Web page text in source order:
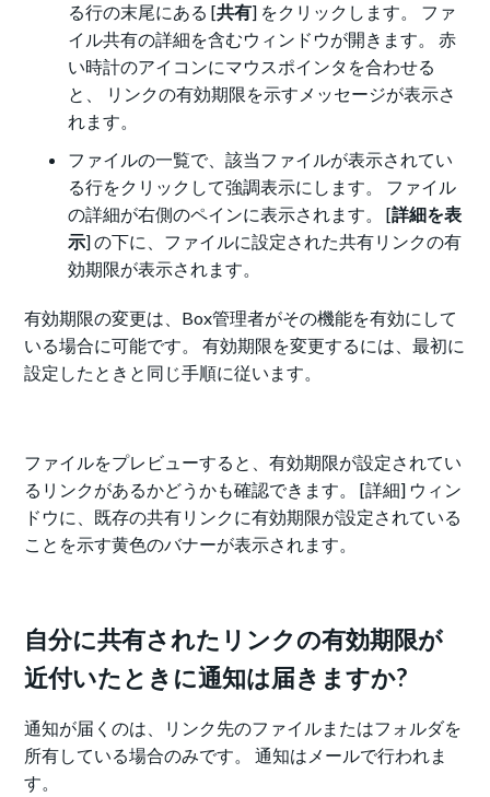
る行の末尾にある [共有] をクリックします。 ファ
イル共有の詳細を含むウィンドウが開きます。 赤
い時計のアイコンにマウスポインタを合わせる
と、 リンクの有効期限を示すメッセージが表示さ
れます。
ファイルの一覧で、該当ファイルが表示されてい
る行をクリックして強調表示にします。 ファイル
の詳細が右側のペインに表示されます。 [詳細を表
示] の下に、ファイルに設定された共有リンクの有
効期限が表示されます。
有効期限の変更は、Box管理者がその機能を有効にして
いる場合に可能です。 有効期限を変更するには、最初に
設定したときと同じ手順に従います。
ファイルをプレビューすると、有効期限が設定されてい
るリンクがあるかどうかも確認できます。 [詳細] ウィン
ドウに、既存の共有リンクに有効期限が設定されている
ことを示す黄色のバナーが表示されます。
自分に共有されたリンクの有効期限が
近付いたときに通知は届きますか?
通知が届くのは、リンク先のファイルまたはフォルダを
所有している場合のみです。 通知はメールで行われま
す。